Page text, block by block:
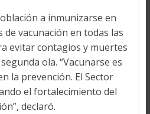
a inmunizarse en
vacunación en todas las
evitar contagios y muertes
ola. “Vacunarse es
la prevención. El Sector
el fortalecimiento del
declaró.